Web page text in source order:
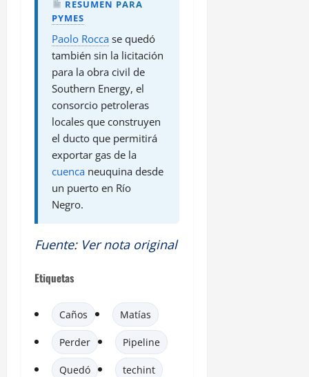
RESUMEN PARA
PYMES
Paolo Rocca se quedó
también sin la licitación
para la obra civil de
Southern Energy, el
consorcio petroleras
locales que construyen
el ducto que permitirá
exportar gas de la
cuenca neuquina desde
un puerto en Río
Negro.
Fuente: Ver nota original
Etiquetas
Caños Matías
Perder Pipeline
Quedó techint